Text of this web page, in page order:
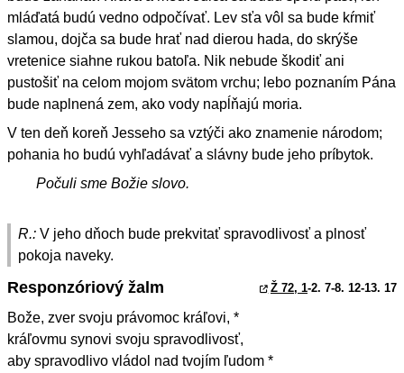
mláďatá budú vedno odpočívať. Lev sťa vôl sa bude kŕmiť
slamou, dojča sa bude hrať nad dierou hada, do skrýše
vretenice siahne rukou batoľa. Nik nebude škodiť ani
pustošiť na celom mojom svätom vrchu; lebo poznaním Pána
bude naplnená zem, ako vody napĺňajú moria.
V ten deň koreň Jesseho sa vztýči ako znamenie národom;
pohania ho budú vyhľadávať a slávny bude jeho príbytok.
Počuli sme Božie slovo.
R.: V jeho dňoch bude prekvitať spravodlivosť a plnosť
pokoja naveky.
Responzóriový žalm Ž 72, 1-2. 7-8. 12-13. 17
Bože, zver svoju právomoc kráľovi, *
kráľovmu synovi svoju spravodlivosť,
aby spravodlivo vládol nad tvojím ľudom *